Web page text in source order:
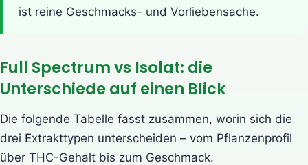
ist reine Geschmacks- und Vorliebensache.
Full Spectrum vs Isolat: die
Unterschiede auf einen Blick
Die folgende Tabelle fasst zusammen, worin sich die
drei Extrakttypen unterscheiden – vom Pflanzenprofil
über THC-Gehalt bis zum Geschmack.